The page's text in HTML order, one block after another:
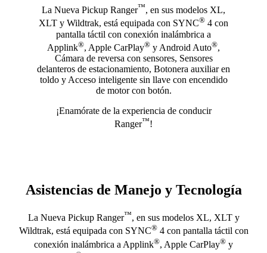
La Nueva Pickup Ranger™, en sus modelos XL,
XLT y Wildtrak, está equipada con SYNC® 4 con
pantalla táctil con conexión inalámbrica a
Applink®, Apple CarPlay® y Android Auto®,
Cámara de reversa con sensores, Sensores
delanteros de estacionamiento, Botonera auxiliar en
toldo y Acceso inteligente sin llave con encendido
de motor con botón.
¡Enamórate de la experiencia de conducir
Ranger™!
Asistencias de Manejo y Tecnología
La Nueva Pickup Ranger™, en sus modelos XL, XLT y
Wildtrak, está equipada con SYNC®4 con pantalla táctil con
conexión inalámbrica a Applink®, Apple CarPlay® y